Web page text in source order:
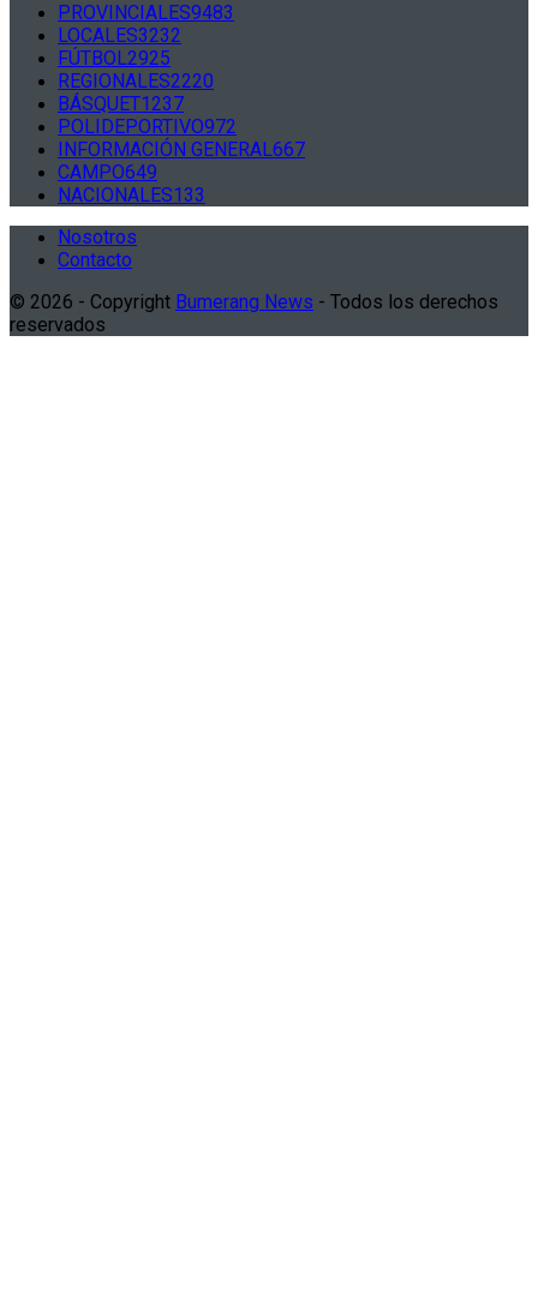
PROVINCIALES9483
LOCALES3232
FÚTBOL2925
REGIONALES2220
BÁSQUET1237
POLIDEPORTIVO972
INFORMACIÓN GENERAL667
CAMPO649
NACIONALES133
Nosotros
Contacto
© 2026 - Copyright Bumerang News - Todos los derechos
reservados